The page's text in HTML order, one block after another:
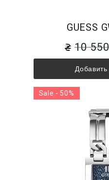
GUESS
10 550
Добавить
Sale - 50%